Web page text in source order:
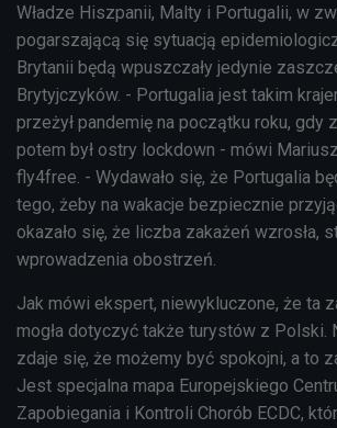
Władze Hiszpanii, Malty i Portugalii, w
pogarszającą się sytuacją
Brytanii będą wpuszczały jedynie
Brytyjczyków. - Portugalia jest takim
przeżył pandemię na początku roku, gdy
potem był ostry lockdown - mówi
fly4free. - Wydawało się, że Portugalia
tego, żeby na wakacje bezpiecznie
okazało się, że liczba zakażeń wzrosła,
wprowadzenia obostrzeń.
Jak mówi ekspert, niewykluczone, że ta
mogła dotyczyć także turystów z Polski.
zdaje się, że możemy być spokojni, a to
Jest specjalna mapa Europejskiego
Zapobiegania i Kontroli Chorób ECDC,